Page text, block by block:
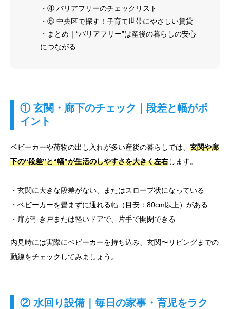
・④ バリアフリーのチェックリスト
・⑤ 中央区で探す！子育て世帯にやさしい賃貸
・まとめ｜“バリアフリー”は産後の暮らしの安心
につながる
① 玄関・廊下のチェック｜段差と幅がポ
イント
ベビーカーや荷物の出し入れが多い産後の暮らしでは、 玄関や廊
下の“段差”と“幅”が生活のしやすさを大きく左右します。
・玄関に大きな段差がない、またはスロープ状になっている
・ベビーカーを畳まずに通れる幅（目安：80cm以上）がある
・扉が引き戸または軽いドアで、片手で開閉できる
内見時には実際にベビーカーを持ち込み、玄関〜リビングまでの
動線をチェックしてみましょう。
② 水回り設備｜毎日の家事・育児をラク